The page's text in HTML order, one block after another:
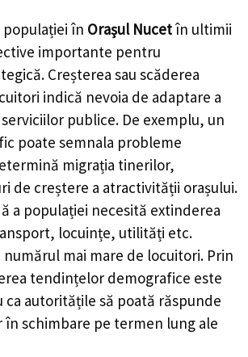
populației în Orașul Nucetîn ultimii
importante pentru
Creșterea sau scăderea
indică nevoia de adaptare a
publice. De exemplu, un
poate semnala probleme
migrația tinerilor,
de creștere a atractivității orașului.
a populației necesită extinderea
locuințe, utilități etc.
mai mare de locuitori. Prin
tendințelor demografice este
ca autoritățile să poată răspunde
schimbare pe termen lung ale